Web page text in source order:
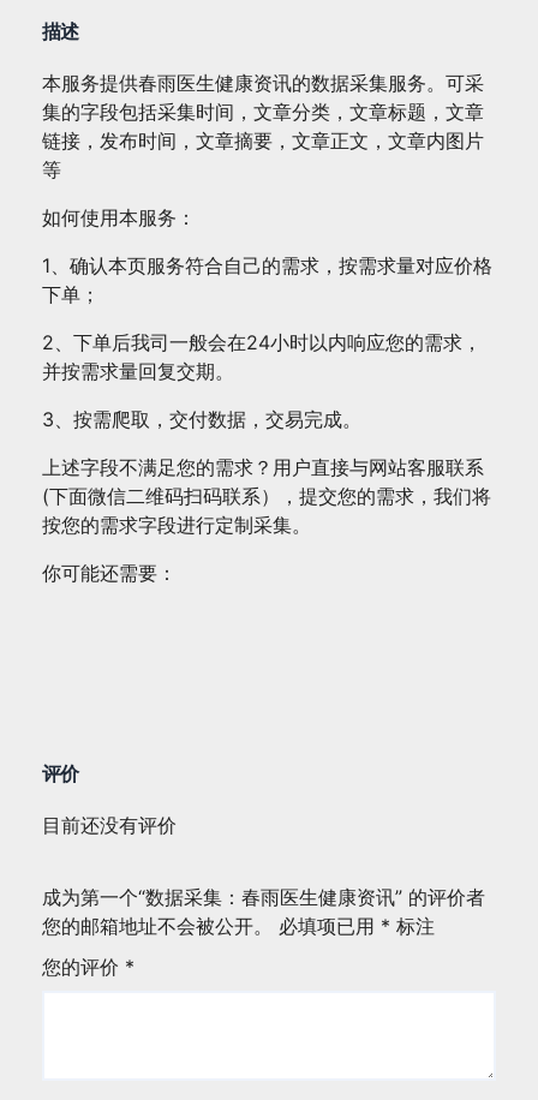
描述
本服务提供春雨医生健康资讯的数据采集服务。可采
集的字段包括采集时间，文章分类，文章标题，文章
链接，发布时间，文章摘要，文章正文，文章内图片
等
如何使用本服务：
1、确认本页服务符合自己的需求，按需求量对应价格
下单；
2、下单后我司一般会在24小时以内响应您的需求，
并按需求量回复交期。
3、按需爬取，交付数据，交易完成。
上述字段不满足您的需求？用户直接与网站客服联系
(下面微信二维码扫码联系），提交您的需求，我们将
按您的需求字段进行定制采集。
你可能还需要：
评价
目前还没有评价
成为第一个“数据采集：春雨医生健康资讯” 的评价者
您的邮箱地址不会被公开。
必填项已用 * 标注
您的评价 *